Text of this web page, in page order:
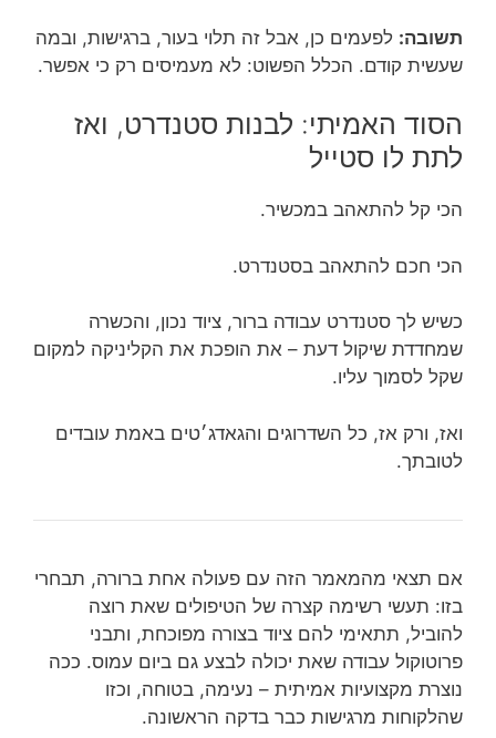
תשובה: לפעמים כן, אבל זה תלוי בעור, ברגישות, ובמה
שעשית קודם. הכלל הפשוט: לא מעמיסים רק כי אפשר.
הסוד האמיתי: לבנות סטנדרט, ואז
לתת לו סטייל
הכי קל להתאהב במכשיר.
הכי חכם להתאהב בסטנדרט.
כשיש לך סטנדרט עבודה ברור, ציוד נכון, והכשרה
שמחדדת שיקול דעת – את הופכת את הקליניקה למקום
שקל לסמוך עליו.
ואז, ורק אז, כל השדרוגים והגאדג׳טים באמת עובדים
לטובתך.
אם תצאי מהמאמר הזה עם פעולה אחת ברורה, תבחרי
בזו: תעשי רשימה קצרה של הטיפולים שאת רוצה
להוביל, תתאימי להם ציוד בצורה מפוכחת, ותבני
פרוטוקול עבודה שאת יכולה לבצע גם ביום עמוס. ככה
נוצרת מקצועיות אמיתית – נעימה, בטוחה, וכזו
שהלקוחות מרגישות כבר בדקה הראשונה.